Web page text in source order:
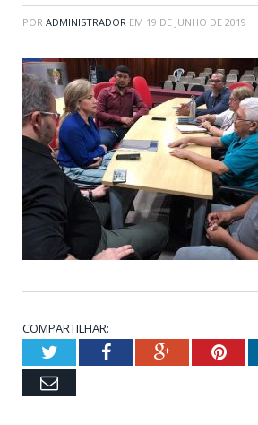
POR ADMINISTRADOR EM 19 DE JUNHO DE 2019
COMPARTILHAR:
TwitterFacebookGoogle+
Email